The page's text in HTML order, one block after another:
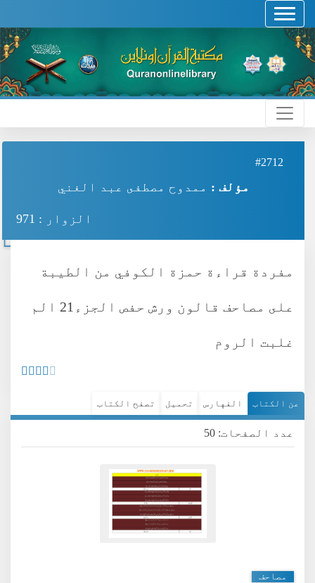
#2712
مؤلف : ممدوح مصطفى عبد الغني
الزوار : 971
مفردة قراءة حمزة الكوفي من الطيبة
على مصاحف قالون ورش حفص الجزء21 الم
غلبت الروم
عن الكتاب الفهارس تحميل تصفح الكتاب
عدد الصفحات: 50
مصاحف